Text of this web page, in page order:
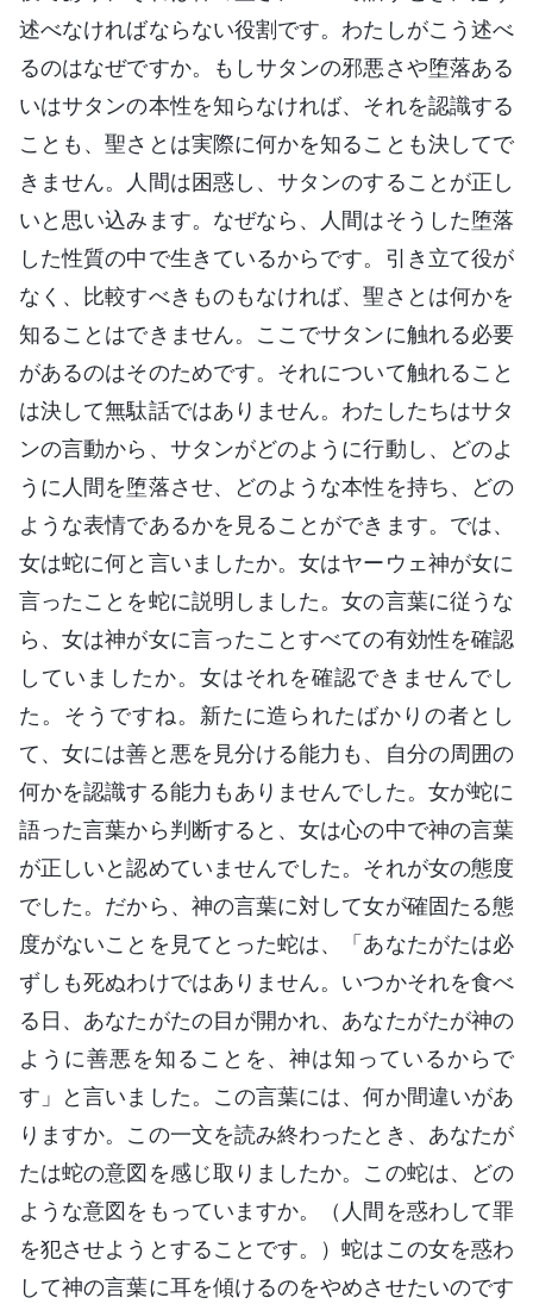
述べなければならない役割です。わたしがこう述べ
るのはなぜですか。もしサタンの邪悪さや堕落ある
いはサタンの本性を知らなければ、それを認識する
ことも、聖さとは実際に何かを知ることも決してで
きません。人間は困惑し、サタンのすることが正し
いと思い込みます。なぜなら、人間はそうした堕落
した性質の中で生きているからです。引き立て役が
なく、比較すべきものもなければ、聖さとは何かを
知ることはできません。ここでサタンに触れる必要
があるのはそのためです。それについて触れること
は決して無駄話ではありません。わたしたちはサタ
ンの言動から、サタンがどのように行動し、どのよ
うに人間を堕落させ、どのような本性を持ち、どの
ような表情であるかを見ることができます。では、
女は蛇に何と言いましたか。女はヤーウェ神が女に
言ったことを蛇に説明しました。女の言葉に従うな
ら、女は神が女に言ったことすべての有効性を確認
していましたか。女はそれを確認できませんでし
た。そうですね。新たに造られたばかりの者とし
て、女には善と悪を見分ける能力も、自分の周囲の
何かを認識する能力もありませんでした。女が蛇に
語った言葉から判断すると、女は心の中で神の言葉
が正しいと認めていませんでした。それが女の態度
でした。だから、神の言葉に対して女が確固たる態
度がないことを見てとった蛇は、「あなたがたは必
ずしも死ぬわけではありません。いつかそれを食べ
る日、あなたがたの目が開かれ、あなたがたが神の
ように善悪を知ることを、神は知っているからで
す」と言いました。この言葉には、何か間違いがあ
りますか。この一文を読み終わったとき、あなたが
たは蛇の意図を感じ取りましたか。この蛇は、どの
ような意図をもっていますか。（人間を惑わして罪
を犯させようとすることです。）蛇はこの女を惑わ
して神の言葉に耳を傾けるのをやめさせたいのです